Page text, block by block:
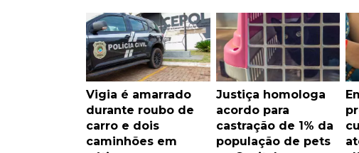
Vigia é amarrado
durante roubo de
carro e dois
caminhões em
Justiça homologa
acordo para
castração de 1% da
população de pets